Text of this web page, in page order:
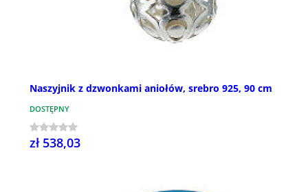
Naszyjnik z dzwonkami aniołów, srebro 925, 90 cm
DOSTĘPNY
zł 538,03